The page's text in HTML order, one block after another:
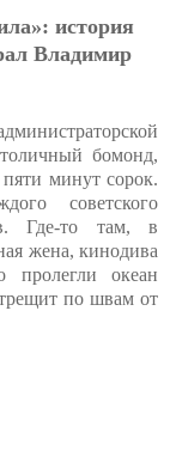
иcтopия
Влaдимиp
бомонд,
минут сорок.
советского
Где-то там, в
жена, кинодива
океан
по швам от